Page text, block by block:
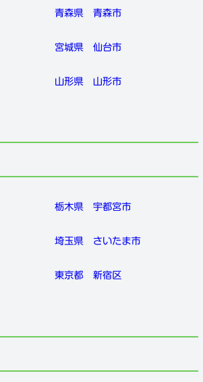
金沢市の家庭教師
青森県 青森市
宮城県 仙台市
山形県 山形市
栃木県 宇都宮市
埼玉県 さいたま市
東京都 新宿区